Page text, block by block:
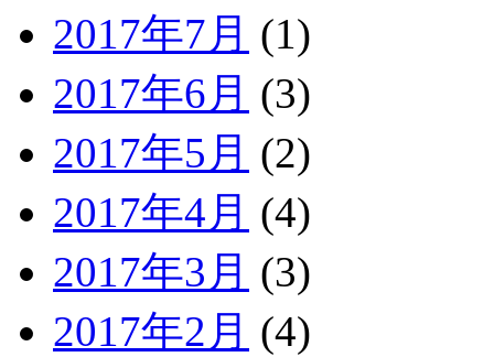
2017年7月 (1)
2017年6月 (3)
2017年5月 (2)
2017年4月 (4)
2017年3月 (3)
2017年2月 (4)